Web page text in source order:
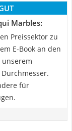
Marbles:
Preissektor zu
E-Book an den
für